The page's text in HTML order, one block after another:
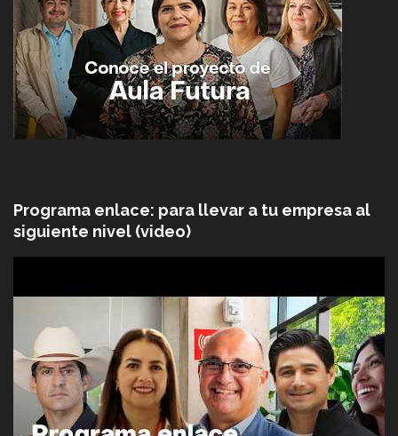
Programa enlace: para llevar a tu empresa al
siguiente nivel (video)